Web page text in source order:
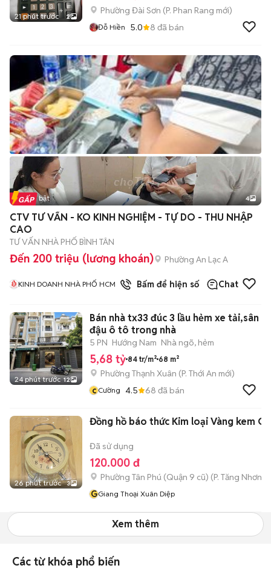
21 phút trước 2
Phường Đài Sơn (P. Phan Rang mới)
Đỗ Hiền 5.0 8 đã bán
Tin nổi bật 4
CTV TƯ VẤN - KO KINH NGHIỆM - TỰ DO - THU NHẬP
CAO
TƯ VẤN NHÀ PHỐ BÌNH TÂN
Đến 200 triệu (lương khoán) Phường An Lạc A
KINH DOANH NHÀ PHỐ HCM 1đã bánBấm để hiện số Chat
24 phút trước 12
Bán nhà tx33 đúc 3 lầu hẻm xe tải,sân
đậu ô tô trong nhà
5 PN Hướng Nam Nhà ngõ, hẻm
5,68 tỷ 84 tr/m² 68 m²
Phường Thạnh Xuân (P. Thới An mới)
c Cường 4.5 68 đã bán
26 phút trước 3
Đồng hồ báo thức Kim loại Vàng kem
Đã sử dụng
120.000 đ
Phường Tân Phú (Quận 9 cũ) (P. Tăng Nhơn
GGiang Thoại Xuân Diệp
Xem thêm
Các từ khóa phổ biến